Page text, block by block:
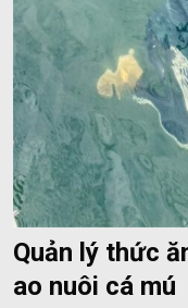
Quản lý thức
ao nuôi cá mú